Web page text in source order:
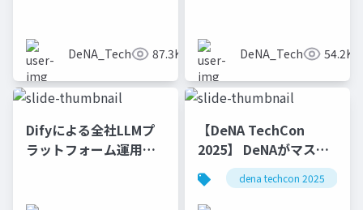
DeNA_Tech 87.3K DeNA_Tech 54.2K
Difyによる全社LLMプ
ラットフォーム運用と
【DeNA TechCon
2025】 DeNAがマスタ
データ管理にOyakata
を使う理由
dena techcon 2025